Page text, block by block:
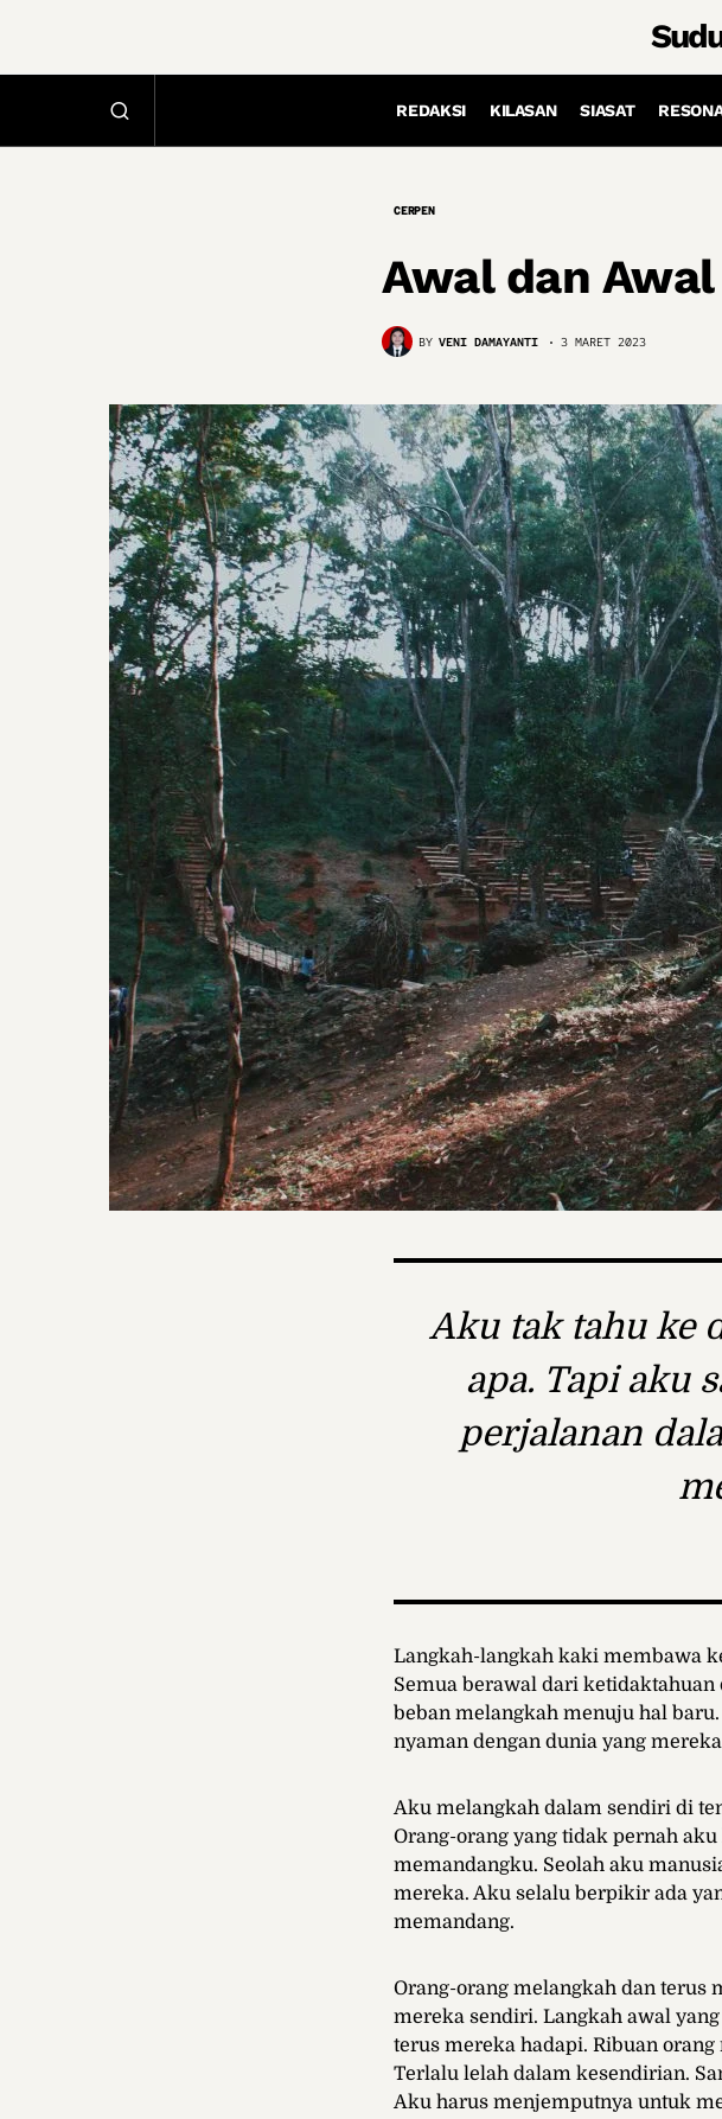
REDAKSI KILASAN SIASAT
CERPEN
Awal dan Awal
BY VENI DAMAYANTI 3 MARET 2023
Aku tak tahu ke
apa. Tapi aku
perjalanan
Langkah-langkah kaki membawa
Semua berawal dari
beban melangkah menuju hal
nyaman dengan dunia yang
Aku melangkah dalam sendiri di
Orang-orang yang tidak pernah
memandangku. Seolah aku
mereka. Aku selalu berpikir ada
memandang.
Orang-orang melangkah dan terus
mereka sendiri. Langkah awal
terus mereka hadapi. Ribuan
Terlalu lelah dalam kesendirian.
Aku harus menjemputnya untuk